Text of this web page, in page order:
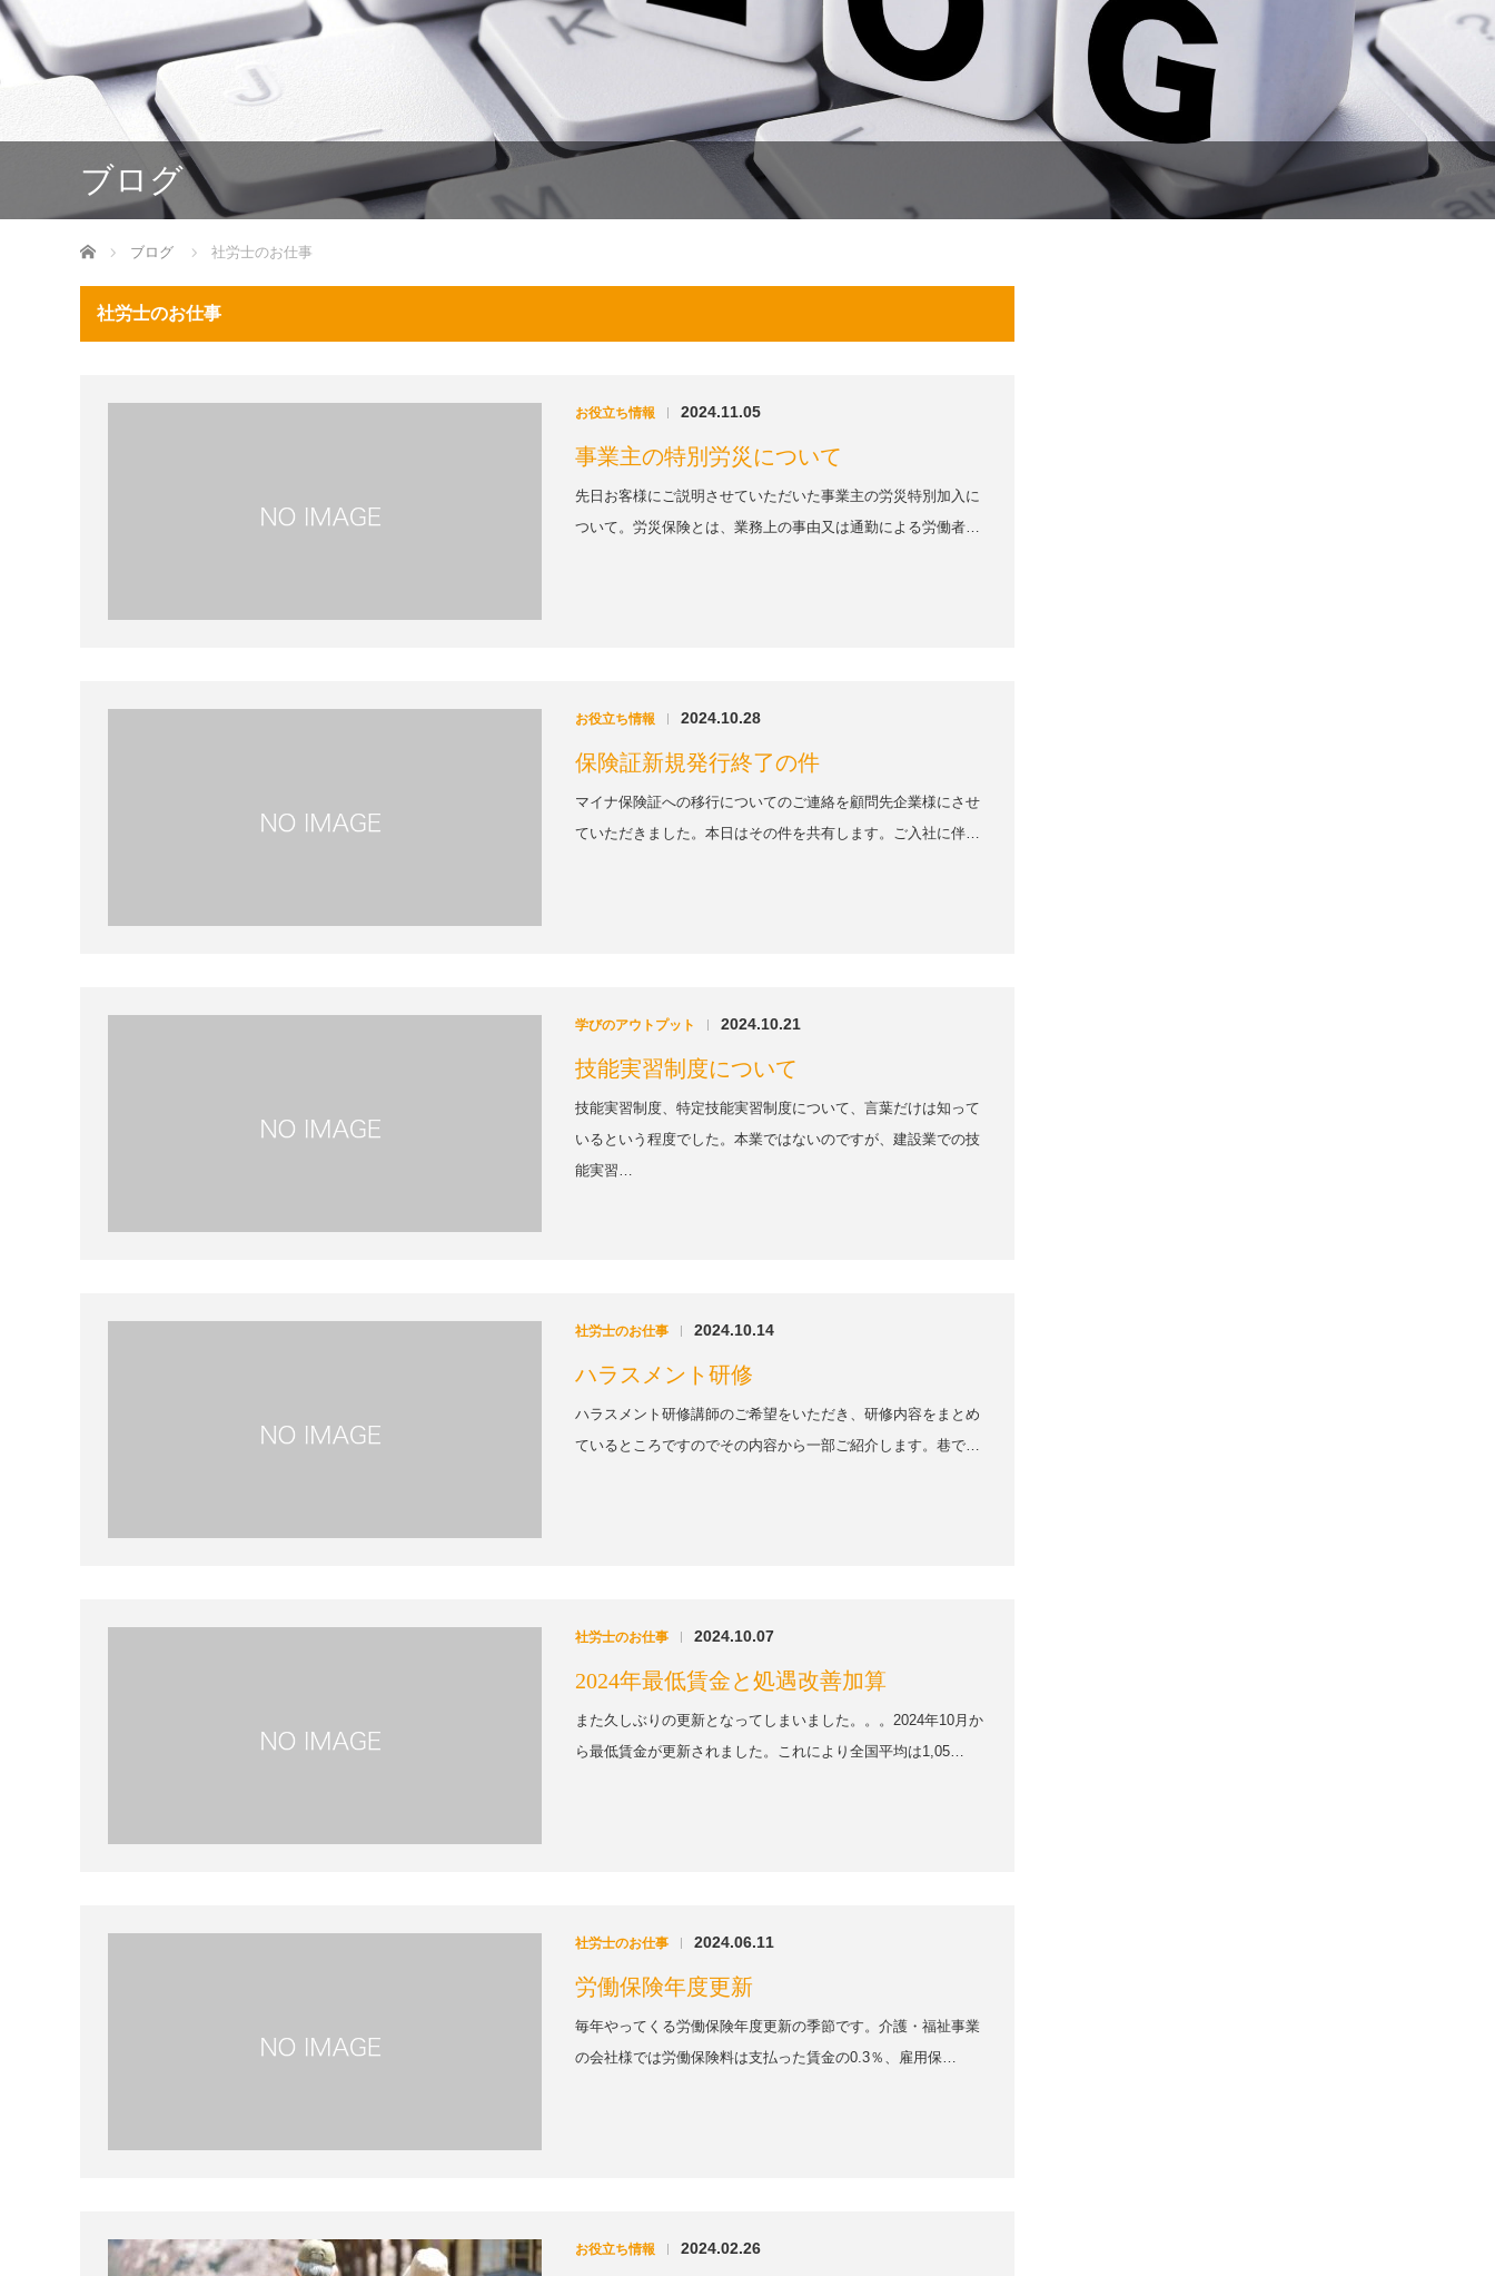
ブログ
ホーム ブログ 社労士のお仕事
社労士のお仕事
お役立ち情報 2024.11.05
事業主の特別労災について
先日お客様にご説明させていただいた事業主の労災特別加入に
ついて。労災保険とは、業務上の事由又は通勤による労働者…
お役立ち情報 2024.10.28
保険証新規発行終了の件
マイナ保険証への移行についてのご連絡を顧問先企業様にさせ
ていただきました。本日はその件を共有します。ご入社に伴…
学びのアウトプット 2024.10.21
技能実習制度について
技能実習制度、特定技能実習制度について、言葉だけは知って
いるという程度でした。本業ではないのですが、建設業での技
能実習…
社労士のお仕事 2024.10.14
ハラスメント研修
ハラスメント研修講師のご希望をいただき、研修内容をまとめ
ているところですのでその内容から一部ご紹介します。巷で…
社労士のお仕事 2024.10.07
2024年最低賃金と処遇改善加算
また久しぶりの更新となってしまいました。。。2024年10月か
ら最低賃金が更新されました。これにより全国平均は1,05…
社労士のお仕事 2024.06.11
労働保険年度更新
毎年やってくる労働保険年度更新の季節です。介護・福祉事業
の会社様では労働保険料は支払った賃金の0.3％、雇用保…
お役立ち情報 2024.02.26